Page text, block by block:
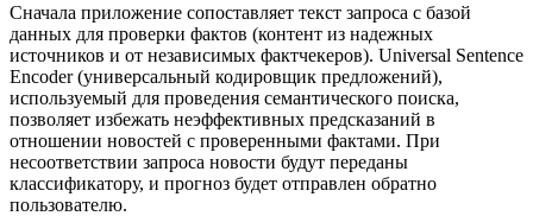
Сначала приложение сопоставляет текст запроса с базой
данных для проверки фактов (контент из надежных
источников и от независимых фактчекеров). Universal Sentence
Encoder (универсальный кодировщик предложений),
используемый для проведения семантического поиска,
позволяет избежать неэффективных предсказаний в
отношении новостей с проверенными фактами. При
несоответствии запроса новости будут переданы
классификатору, и прогноз будет отправлен обратно
пользователю.